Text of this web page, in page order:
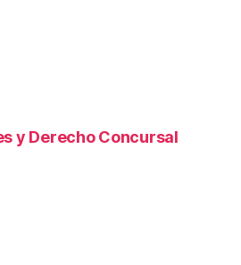
y Derecho Concursal